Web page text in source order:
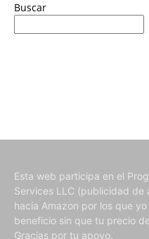
Buscar
Esta web participa en el
Services LLC (publicidad de
hacia Amazon por los que
beneficio sin que tu precio
Gracias por tu apoyo.